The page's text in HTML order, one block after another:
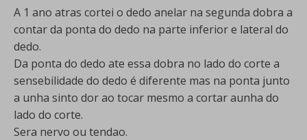
A 1 ano atras cortei o dedo anelar na segunda dobra a
contar da ponta do dedo na parte inferior e lateral do
dedo.
Da ponta do dedo ate essa dobra no lado do corte a
sensebilidade do dedo é diferente mas na ponta junto
a unha sinto dor ao tocar mesmo a cortar aunha do
lado do corte.
Sera nervo ou tendao.